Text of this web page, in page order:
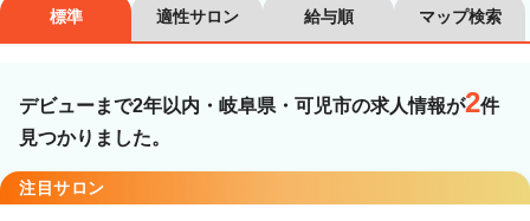
講師・インストラクター 営業・販売スタッフ・その他
雇用形態
標準 適性サロン 給与順 マップ検索
デビューまで2年以内・岐阜県・可児市の求人情報が2件
見つかりました。
注目サロン